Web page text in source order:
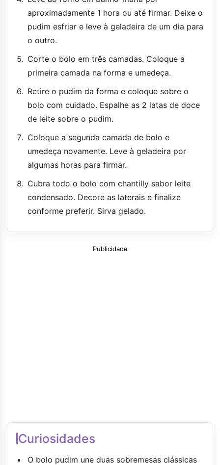
aproximadamente 1 hora ou até firmar. Deixe o
pudim esfriar e leve à geladeira de um dia para
o outro.
Corte o bolo em três camadas. Coloque a
primeira camada na forma e umedeça.
Retire o pudim da forma e coloque sobre o
bolo com cuidado. Espalhe as 2 latas de doce
de leite sobre o pudim.
Coloque a segunda camada de bolo e
umedeça novamente. Leve à geladeira por
algumas horas para firmar.
Cubra todo o bolo com chantilly sabor leite
condensado. Decore as laterais e finalize
conforme preferir. Sirva gelado.
Publicidade
Curiosidades
O bolo pudim une duas sobremesas clássicas